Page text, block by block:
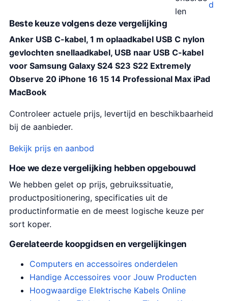
len
d
Beste keuze volgens deze vergelijking
Anker USB C-kabel, 1 m oplaadkabel USB C nylon
gevlochten snellaadkabel, USB naar USB C-kabel
voor Samsung Galaxy S24 S23 S22 Extremely
Observe 20 iPhone 16 15 14 Professional Max iPad
MacBook
Controleer actuele prijs, levertijd en beschikbaarheid
bij de aanbieder.
Bekijk prijs en aanbod
Hoe we deze vergelijking hebben opgebouwd
We hebben gelet op prijs, gebruikssituatie,
productpositionering, specificaties uit de
productinformatie en de meest logische keuze per
sort koper.
Gerelateerde koopgidsen en vergelijkingen
Computers en accessoires onderdelen
Handige Accessoires voor Jouw Producten
Hoogwaardige Elektrische Kabels Online